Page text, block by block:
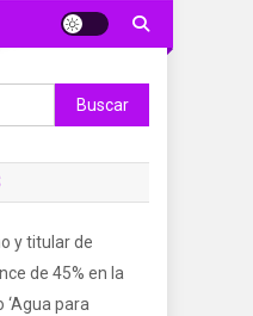
Buscar:
y titular de
de 45% en la
para